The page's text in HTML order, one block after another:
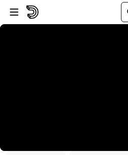
Pular para o player
Ir para o conteúdo principal